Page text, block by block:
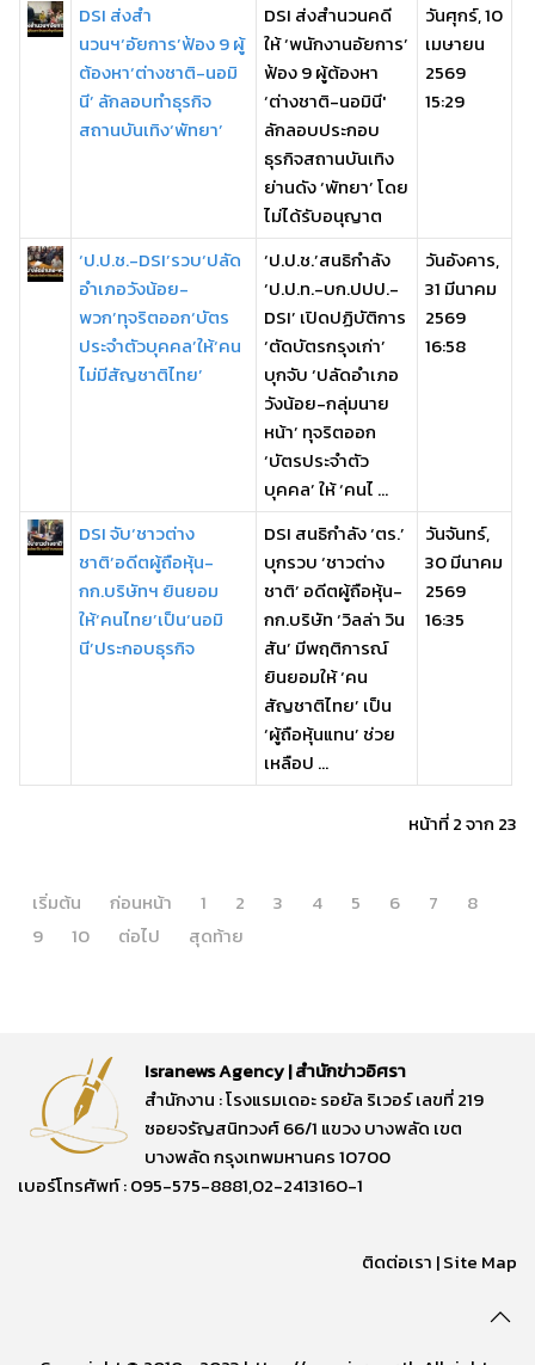
DSI ส่งสำ
นวนฯ‘อัยการ’ฟ้อง 9 ผู้
ต้องหา‘ต่างชาติ-นอมิ
นี’ ลักลอบทำธุรกิจ
สถานบันเทิง‘พัทยา’
DSI ส่งสำนวนคดี
ให้ ‘พนักงานอัยการ’
ฟ้อง 9 ผู้ต้องหา
‘ต่างชาติ-นอมินี'
ลักลอบประกอบ
ธุรกิจสถานบันเทิง
ย่านดัง ‘พัทยา’ โดย
ไม่ได้รับอนุญาต
วันศุกร์, 10
เมษายน
2569
15:29
‘ป.ป.ช.-DSI’รวบ‘ปลัด
อำเภอวังน้อย-
พวก’ทุจริตออก‘บัตร
ประจำตัวบุคคล’ให้‘คน
ไม่มีสัญชาติไทย’
‘ป.ป.ช.’สนธิกำลัง
‘ป.ป.ท.-บก.ปปป.-
DSI’ เปิดปฏิบัติการ
‘ตัดบัตรกรุงเก่า’
บุกจับ ‘ปลัดอำเภอ
วังน้อย-กลุ่มนาย
หน้า’ ทุจริตออก
‘บัตรประจำตัว
บุคคล’ ให้ ‘คนไ ...
วันอังคาร,
31 มีนาคม
2569
16:58
DSI จับ‘ชาวต่าง
ชาติ’อดีตผู้ถือหุ้น-
กก.บริษัทฯ ยินยอม
ให้‘คนไทย’เป็น‘นอมิ
นี’ประกอบธุรกิจ
DSI สนธิกำลัง ‘ตร.’
บุกรวบ ‘ชาวต่าง
ชาติ’ อดีตผู้ถือหุ้น-
กก.บริษัท ‘วิลล่า วิน
สัน’ มีพฤติการณ์
ยินยอมให้ ‘คน
สัญชาติไทย’ เป็น
‘ผู้ถือหุ้นแทน’ ช่วย
เหลือป ...
วันจันทร์,
30 มีนาคม
2569
16:35
หน้าที่ 2 จาก 23
เริ่มต้น ก่อนหน้า 1 2 3 4 5 6 7
8
9
10 ต่อไป สุดท้าย
Isranews Agency | สำนักข่าวอิศรา
สำนักงาน : โรงแรมเดอะ รอยัล ริเวอร์ เลขที่ 219
ซอยจรัญสนิทวงศ์ 66/1 แขวง บางพลัด เขต
บางพลัด กรุงเทพมหานคร 10700
เบอร์โทรศัพท์ : 095-575-8881,02-2413160-1
ติดต่อเรา |Site Map